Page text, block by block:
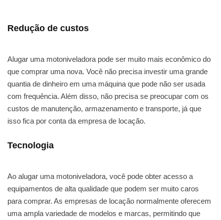
Redução de custos
Alugar uma motoniveladora pode ser muito mais econômico do
que comprar uma nova. Você não precisa investir uma grande
quantia de dinheiro em uma máquina que pode não ser usada
com frequência. Além disso, não precisa se preocupar com os
custos de manutenção, armazenamento e transporte, já que
isso fica por conta da empresa de locação.
Tecnologia
Ao alugar uma motoniveladora, você pode obter acesso a
equipamentos de alta qualidade que podem ser muito caros
para comprar. As empresas de locação normalmente oferecem
uma ampla variedade de modelos e marcas, permitindo que